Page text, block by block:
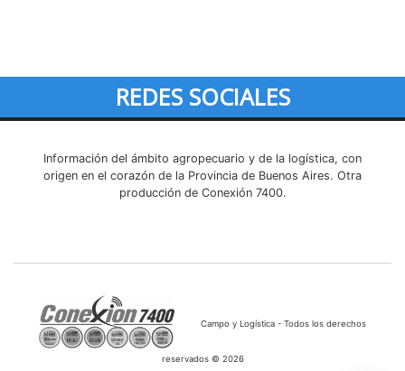
REDES SOCIALES
Información del ámbito agropecuario y de la logística, con
origen en el corazón de la Provincia de Buenos Aires. Otra
producción de Conexión 7400.
Campo y Logística - Todos los derechos
reservados © 2026